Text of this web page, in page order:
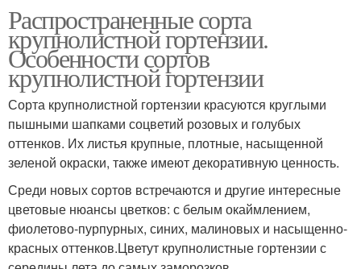
Распространенные сорта
крупнолистной гортензии.
Особенности сортов
крупнолистной гортензии
Сорта крупнолистной гортензии красуются круглыми
пышными шапками соцветий розовых и голубых
оттенков. Их листья крупные, плотные, насыщенной
зеленой окраски, также имеют декоративную ценность.
Среди новых сортов встречаются и другие интересные
цветовые нюансы цветков: с белым окаймлением,
фиолетово-пурпурных, синих, малиновых и насыщенно-
красных оттенков.Цветут крупнолистные гортензии с